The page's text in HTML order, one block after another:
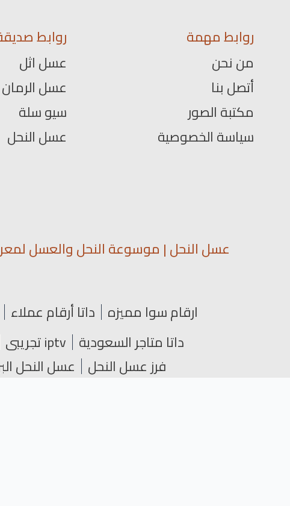
روابط مهمة
من نحن
أتصل بنا
مكتبة الصور
سياسة الخصوصية
روابط
عسل اثل
عسل الرمان
سيو سلة
عسل النحل
عسل النحل | موسوعة النحل والعسل
ارقام سوا مميزه داتا أرقام عملاء
داتا متاجر السعودية iptv تجريبي
فرز عسل النحل عسل النحل